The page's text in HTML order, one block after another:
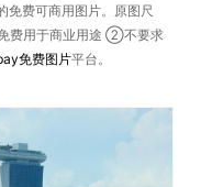
免费可商用图片。原图尺
费用于商业用途 ②不要求
免费图片平台。